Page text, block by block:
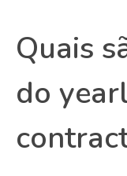
Quais
do